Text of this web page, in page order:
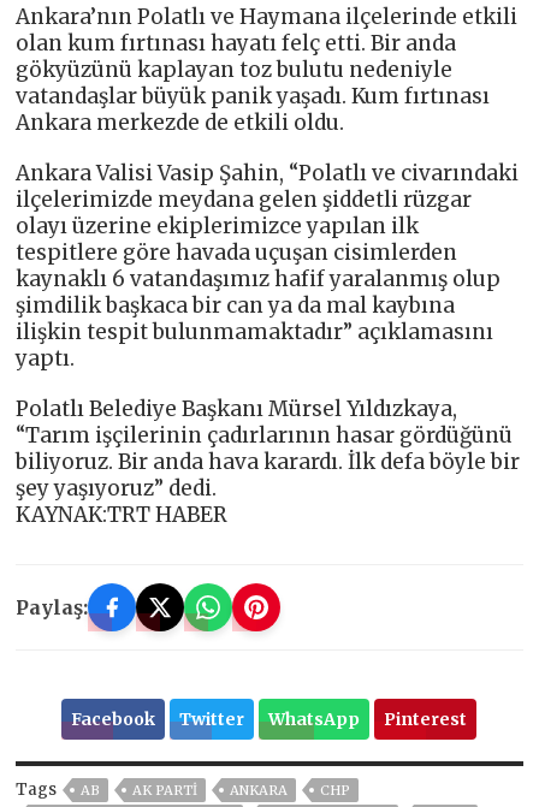
Ankara’nın Polatlı ve Haymana ilçelerinde etkili
olan kum fırtınası hayatı felç etti. Bir anda
gökyüzünü kaplayan toz bulutu nedeniyle
vatandaşlar büyük panik yaşadı. Kum fırtınası
Ankara merkezde de etkili oldu.
Ankara Valisi Vasip Şahin, “Polatlı ve civarındaki
ilçelerimizde meydana gelen şiddetli rüzgar
olayı üzerine ekiplerimizce yapılan ilk
tespitlere göre havada uçuşan cisimlerden
kaynaklı 6 vatandaşımız hafif yaralanmış olup
şimdilik başkaca bir can ya da mal kaybına
ilişkin tespit bulunmamaktadır” açıklamasını
yaptı.
Polatlı Belediye Başkanı Mürsel Yıldızkaya,
“Tarım işçilerinin çadırlarının hasar gördüğünü
biliyoruz. Bir anda hava karardı. İlk defa böyle bir
şey yaşıyoruz” dedi.
KAYNAK:TRT HABER
Paylaş:
Facebook Twitter WhatsApp Pinterest
Tags AB AK PARTİ ANKARA
CHP